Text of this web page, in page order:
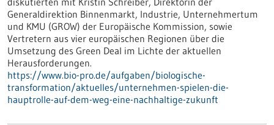
Generaldirektion Binnenmarkt, Industrie, Unternehmertum
und KMU (GROW) der Europäische Kommission, sowie
Vertretern aus vier europäischen Regionen über die
Umsetzung des Green Deal im Lichte der aktuellen
Herausforderungen.
https://www.bio-pro.de/aufgaben/biologische-
transformation/aktuelles/unternehmen-spielen-die-
hauptrolle-auf-dem-weg-eine-nachhaltige-zukunft